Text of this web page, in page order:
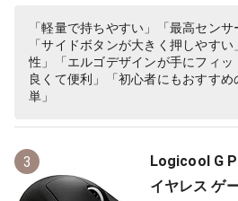
内正規品 【
ー XIV 推奨
「軽量で持ちやすい」「最高センサ
「サイドボタンが大きく押しやす
性」「エルゴデザインが手にフィ
良くて便利」「初心者にもおすすめ
単」
3
Logicool G
イヤレス ゲ